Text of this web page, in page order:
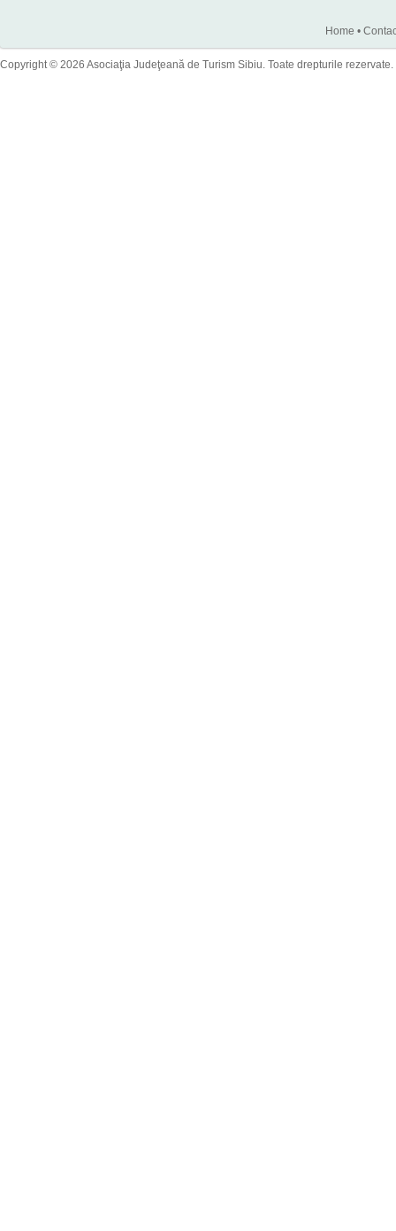
Home •
Copyright © 2026 Asociaţia Judeţeană de Turism Sibiu. Toate drepturile rezervate.